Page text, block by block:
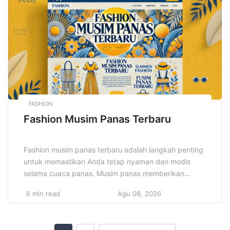
berkreasi, memperluas wawasan, dan menemukan
hal-hal baru yang dapat […]
FASHION
Fashion Musim Panas Terbaru
Fashion musim panas terbaru adalah langkah penting
untuk memastikan Anda tetap nyaman dan modis
selama cuaca panas. Musim panas memberikan
warna cerah, desain kasual, dan pakaian ringan yang
6 min read Agu 08, 2026